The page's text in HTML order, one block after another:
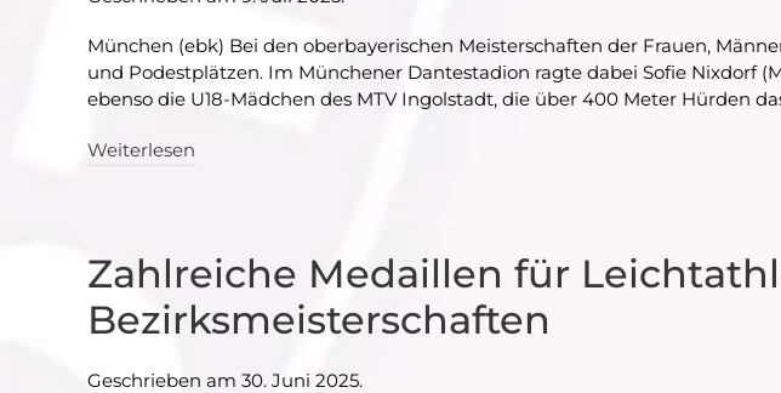
München (ebk) Bei den oberbayerischen Meisterschaften der Frauen,
und Podestplätzen. Im Münchener Dantestadion ragte dabei Sofie Nixdorf
ebenso die U18-Mädchen des MTV Ingolstadt, die über 400 Meter Hürden
Weiterlesen
Zahlreiche Medaillen für
Bezirksmeisterschaften
Geschrieben am 30. Juni 2025.